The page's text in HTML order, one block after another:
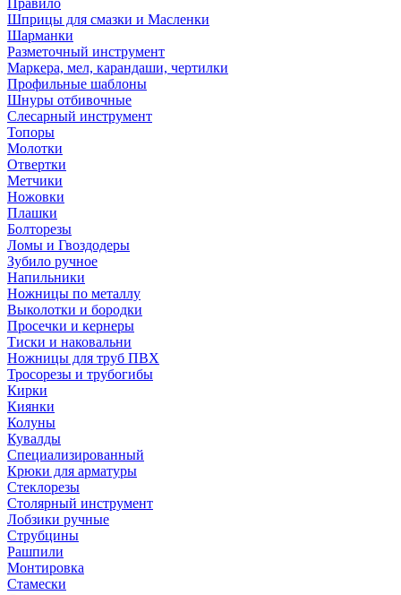
Правило
Шприцы для смазки и Масленки
Шарманки
Разметочный инструмент
Маркера, мел, карандаши, чертилки
Профильные шаблоны
Шнуры отбивочные
Слесарный инструмент
Топоры
Молотки
Отвертки
Метчики
Ножовки
Плашки
Болторезы
Ломы и Гвоздодеры
Зубило ручное
Напильники
Ножницы по металлу
Выколотки и бородки
Просечки и кернеры
Тиски и наковальни
Ножницы для труб ПВХ
Тросорезы и трубогибы
Кирки
Киянки
Колуны
Кувалды
Специализированный
Крюки для арматуры
Стеклорезы
Столярный инструмент
Лобзики ручные
Струбцины
Рашпили
Монтировка
Стамески